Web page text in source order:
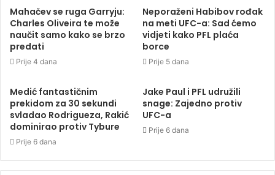
Mahačev se ruga Garryju:
Charles Oliveira te može
naučit samo kako se brzo
predati
Prije 4 dana
Neporaženi Habibov rođak
na meti UFC-a: Sad ćemo
vidjeti kako PFL plaća
borce
Prije 5 dana
Medić fantastičnim
prekidom za 30 sekundi
svladao Rodrigueza, Rakić
dominirao protiv Tybure
Prije 6 dana
Jake Paul i PFL udružili
snage: Zajedno protiv
UFC-a
Prije 6 dana